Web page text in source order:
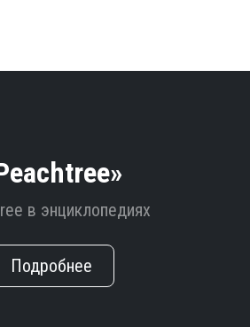
в энциклопедиях
Подробнее